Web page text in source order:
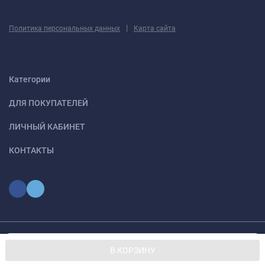
В КОРЗИНУ
Политика персональных данных | Карта сайта
Категории
ДЛЯ ПОКУПАТЕЛЕЙ
ЛИЧНЫЙ КАБИНЕТ
КОНТАКТЫ